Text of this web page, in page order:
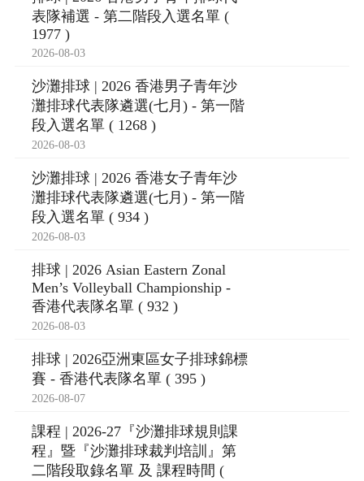
表隊補選 - 第二階段入選名單 (
1977 )
2026-08-03
沙灘排球 | 2026 香港男子青年沙
灘排球代表隊遴選(七月) - 第一階
段入選名單 ( 1268 )
2026-08-03
沙灘排球 | 2026 香港女子青年沙
灘排球代表隊遴選(七月) - 第一階
段入選名單 ( 934 )
2026-08-03
排球 | 2026 Asian Eastern Zonal
Men’s Volleyball Championship -
香港代表隊名單 ( 932 )
2026-08-03
排球 | 2026亞洲東區女子排球錦標
賽 - 香港代表隊名單 ( 395 )
2026-08-07
課程 | 2026-27『沙灘排球規則課
程』暨『沙灘排球裁判培訓』第
二階段取錄名單 及 課程時間 (